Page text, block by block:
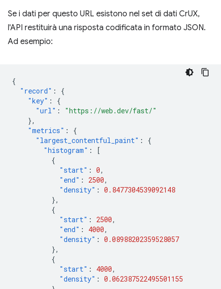
Se i dati per questo URL esistono nel set di dati CrUX,
l'API restituirà una risposta codificata in formato JSON.
Ad esempio:
{
"record" :
{
"key" :
{
"url" :
"https://web.dev/fast/"
},
"metrics" :
{
"largest_contentful_paint" :
{
"histogram" :
[
{
"start" : 0,
"end" : 2500,
"density" : 0.8477304539092148
},
{
"start" : 2500,
"end" : 4000,
"density" : 0.08988202359528057
},
{
"start" : 4000,
"density" : 0.062387522495501155